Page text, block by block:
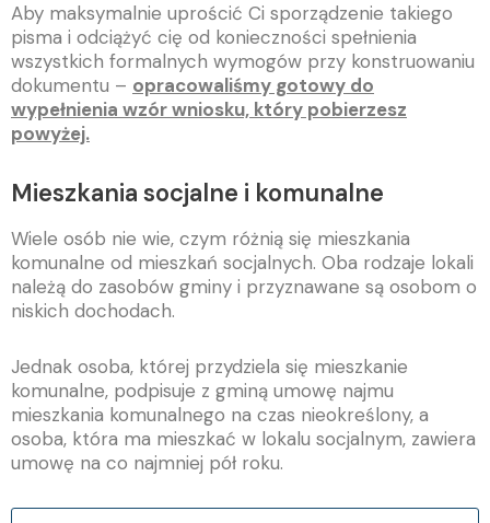
Aby maksymalnie uprościć Ci sporządzenie takiego
pisma i odciążyć cię od konieczności spełnienia
wszystkich formalnych wymogów przy konstruowaniu
dokumentu – opracowaliśmy gotowy do
wypełnienia wzór wniosku, który pobierzesz
powyżej.
Mieszkania socjalne i komunalne
Wiele osób nie wie, czym różnią się mieszkania
komunalne od mieszkań socjalnych. Oba rodzaje lokali
należą do zasobów gminy i przyznawane są osobom o
niskich dochodach.
Jednak osoba, której przydziela się mieszkanie
komunalne, podpisuje z gminą umowę najmu
mieszkania komunalnego na czas nieokreślony, a
osoba, która ma mieszkać w lokalu socjalnym, zawiera
umowę na co najmniej pół roku.